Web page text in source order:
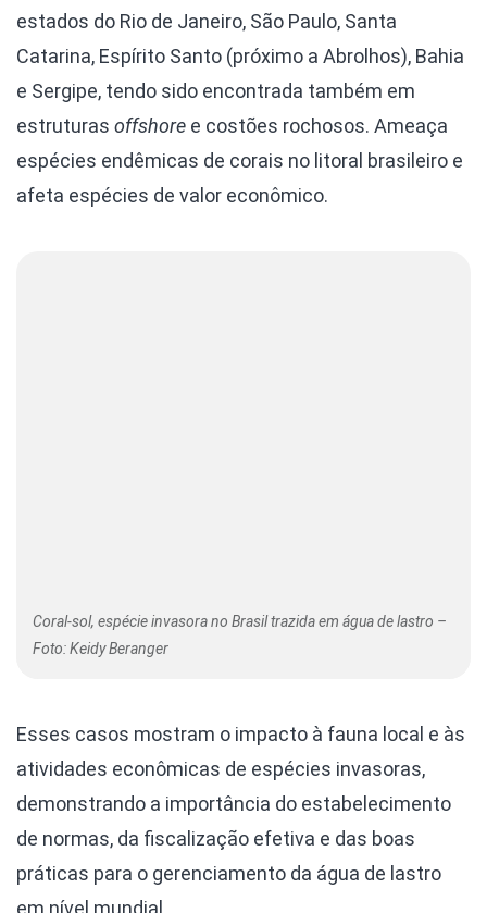
estados do Rio de Janeiro, São Paulo, Santa
Catarina, Espírito Santo (próximo a Abrolhos), Bahia
e Sergipe, tendo sido encontrada também em
estruturas offshore e costões rochosos. Ameaça
espécies endêmicas de corais no litoral brasileiro e
afeta espécies de valor econômico.
Coral-sol, espécie invasora no Brasil trazida em água de lastro –
Foto: Keidy Beranger
Esses casos mostram o impacto à fauna local e às
atividades econômicas de espécies invasoras,
demonstrando a importância do estabelecimento
de normas, da fiscalização efetiva e das boas
práticas para o gerenciamento da água de lastro
em nível mundial.